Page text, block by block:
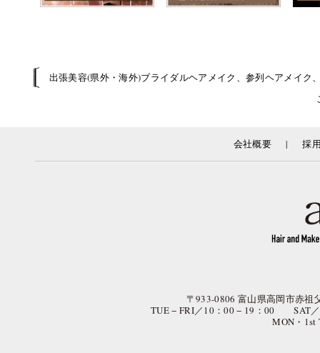
出張美容(県外・海外)ブライダルヘアメイク、参列ヘアメイ
会社概要 | 採
〒933-0806 富山県高岡市赤
TUE − FRI／10：00 − 19：00 SAT
MON・1st